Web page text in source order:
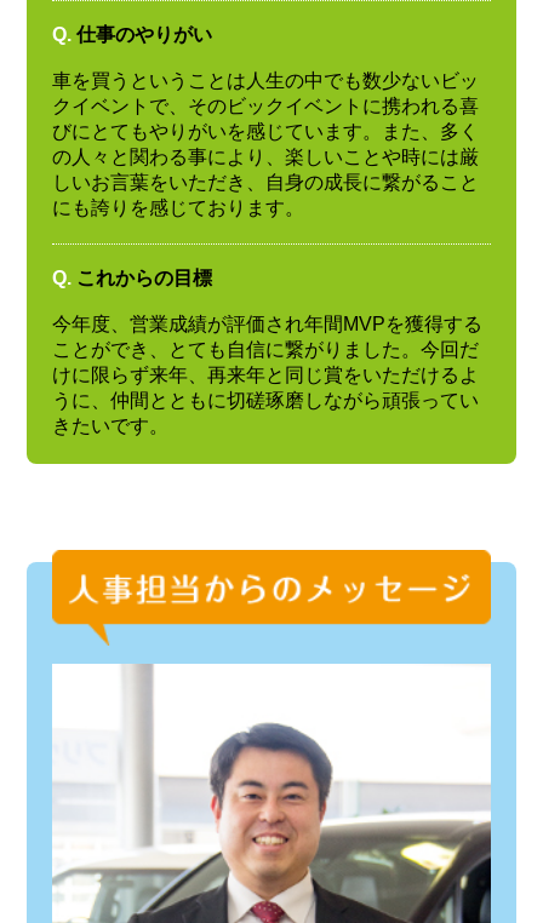
Q. 仕事のやりがい
車を買うということは人生の中でも数少ないビッ
クイベントで、そのビックイベントに携われる喜
びにとてもやりがいを感じています。また、多く
の人々と関わる事により、楽しいことや時には厳
しいお言葉をいただき、自身の成長に繋がること
にも誇りを感じております。
Q. これからの目標
今年度、営業成績が評価され年間MVPを獲得する
ことができ、とても自信に繋がりました。今回だ
けに限らず来年、再来年と同じ賞をいただけるよ
うに、仲間とともに切磋琢磨しながら頑張ってい
きたいです。